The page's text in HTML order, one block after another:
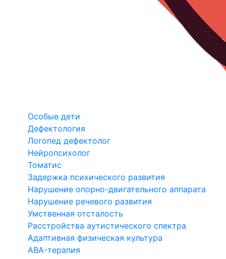
Особые дети
Дефектология
Логопед дефектолог
Нейропсихолог
Томатис
Задержка психического развития
Нарушение опорно-двигательного аппарата
Нарушение речевого развития
Умственная отсталость
Расстройства аутистического спектра
Адаптивная физическая культура
ABA-терапия